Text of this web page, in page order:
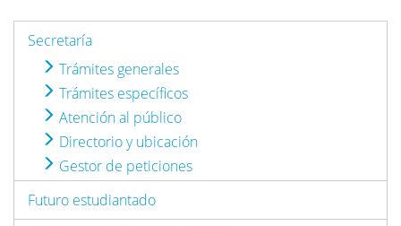
Secretaría
Trámites generales
Trámites específicos
Atención al público
Directorio y ubicación
Gestor de peticiones
Futuro estudiantado